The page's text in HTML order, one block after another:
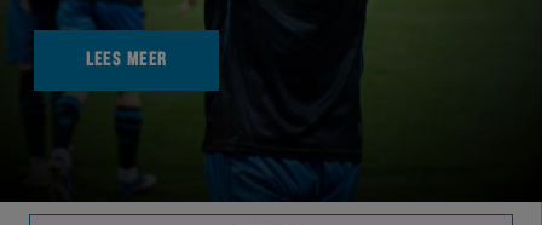
LEES MEER